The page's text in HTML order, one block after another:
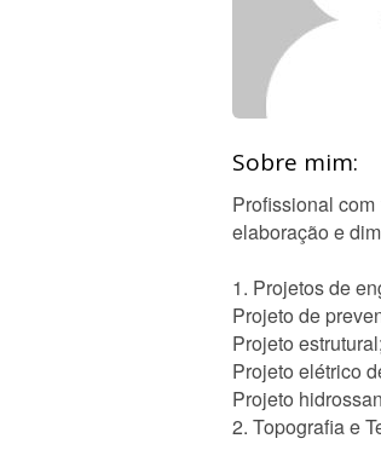
Sobre mim:
Profissional
elaboração e
1. Projetos de
Projeto de
Projeto estrutural;
Projeto elétrico
Projeto
2. Topografia e